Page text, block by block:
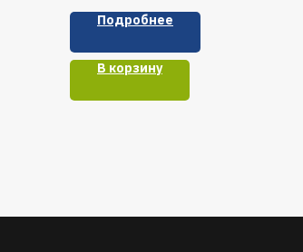
Подробнее
В корзину